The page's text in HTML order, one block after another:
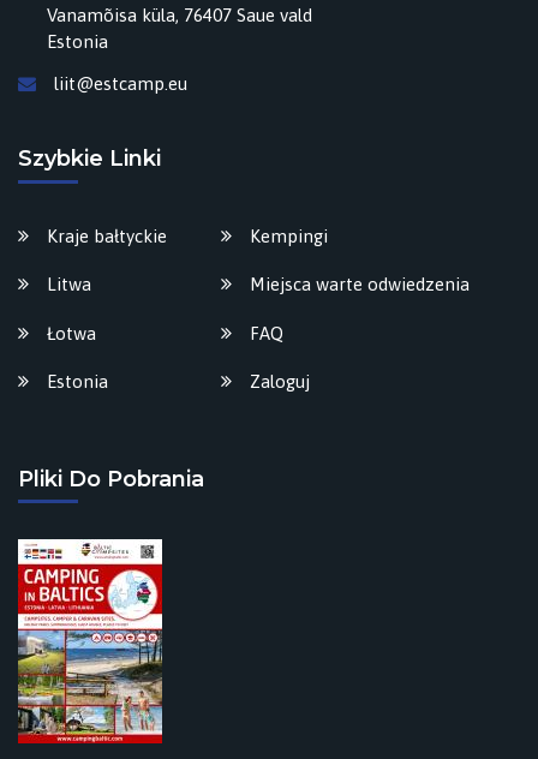
Vanamõisa küla, 76407 Saue vald
Estonia
liit@estcamp.eu
Szybkie Linki
Kraje bałtyckie
Litwa
Łotwa
Estonia
Kempingi
Miejsca warte odwiedzenia
FAQ
Zaloguj
Pliki Do Pobrania